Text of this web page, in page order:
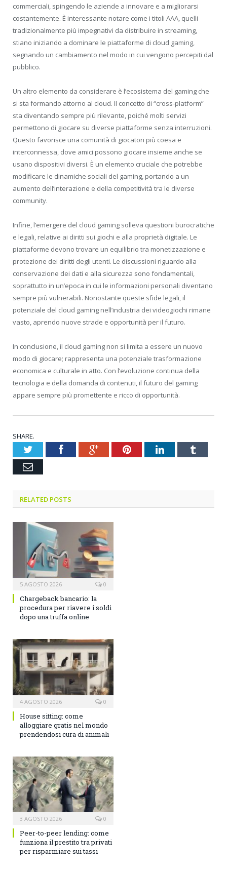
commerciali, spingendo le aziende a innovare e a migliorarsi
costantemente. È interessante notare come i titoli AAA, quelli
tradizionalmente più impegnativi da distribuire in streaming,
stiano iniziando a dominare le piattaforme di cloud gaming,
segnando un cambiamento nel modo in cui vengono percepiti dal
pubblico.
Un altro elemento da considerare è l’ecosistema del gaming che
si sta formando attorno al cloud. Il concetto di “cross-platform”
sta diventando sempre più rilevante, poiché molti servizi
permettono di giocare su diverse piattaforme senza interruzioni.
Questo favorisce una comunità di giocatori più coesa e
interconnessa, dove amici possono giocare insieme anche se
usano dispositivi diversi. È un elemento cruciale che potrebbe
modificare le dinamiche sociali del gaming, portando a un
aumento dell’interazione e della competitività tra le diverse
community.
Infine, l’emergere del cloud gaming solleva questioni burocratiche
e legali, relative ai diritti sui giochi e alla proprietà digitale. Le
piattaforme devono trovare un equilibrio tra monetizzazione e
protezione dei diritti degli utenti. Le discussioni riguardo alla
conservazione dei dati e alla sicurezza sono fondamentali,
soprattutto in un’epoca in cui le informazioni personali diventano
sempre più vulnerabili. Nonostante queste sfide legali, il
potenziale del cloud gaming nell’industria dei videogiochi rimane
vasto, aprendo nuove strade e opportunità per il futuro.
In conclusione, il cloud gaming non si limita a essere un nuovo
modo di giocare; rappresenta una potenziale trasformazione
economica e culturale in atto. Con l’evoluzione continua della
tecnologia e della domanda di contenuti, il futuro del gaming
appare sempre più promettente e ricco di opportunità.
SHARE.
TwitterFacebookGoogle+PinterestLinkedInTumblr
Email
RELATED POSTS
5 AGOSTO 2026 0
Chargeback bancario: la
procedura per riavere i soldi
dopo una truffa online
4 AGOSTO 2026 0
House sitting: come
alloggiare gratis nel mondo
prendendosi cura di animali
3 AGOSTO 2026 0
Peer-to-peer lending: come
funziona il prestito tra privati
per risparmiare sui tassi